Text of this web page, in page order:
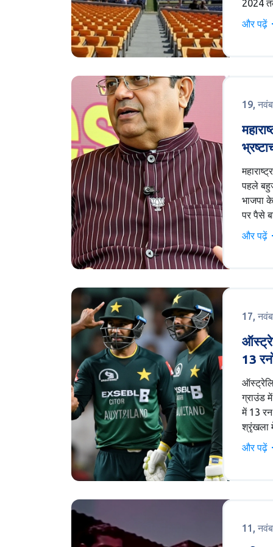
2024
2025
का
और पढ़ें
19,
लगा
पहले
भाजपा
पर पैसे
नेता
मुंबई के
और पढ़ें
17,
13
पर 2-
ग्राउंड
में 13
श्रृंखला
है।
का
और पढ़ें
11,